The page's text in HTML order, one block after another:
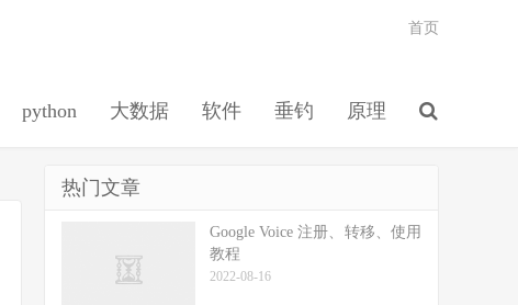
python 大数据 软件 垂钓 原理
首页
热门文章
Google Voice 注册、转移、使用
教程
2022-08-16